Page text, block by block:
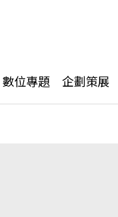
數位專題 企劃策展